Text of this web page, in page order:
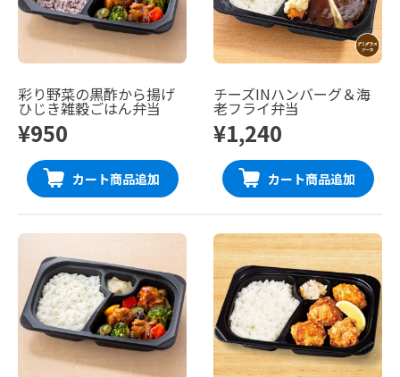
彩り野菜の黒酢から揚げ
ひじき雑穀ごはん弁当
¥950
カート商品追加
チーズINハンバーグ＆海
老フライ弁当
¥1,240
カート商品追加